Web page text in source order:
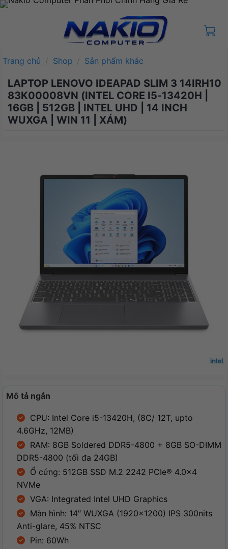
Bỏ
Trang chủ / Shop / Sản phẩm khác
LAPTOP LENOVO IDEAPAD SLIM 3 14IRH10
83K00008VN (INTEL CORE I5-13420H |
16GB | 512GB | INTEL UHD | 14 INCH
WUXGA | WIN 11 | XÁM)
Mô tả ngắn
CPU: Intel Core i5-13420H, (8C/ 12T, upto
4.6GHz, 12MB)
RAM: 8GB Soldered DDR5-4800 + 8GB SO-DIMM
DDR5-4800 (tối đa 24GB)
Ổ cứng: 512GB SSD M.2 2242 PCIe® 4.0×4
NVMe
VGA: Integrated Intel UHD Graphics
Màn hình: 14″ WUXGA (1920×1200) IPS 300nits
Anti-glare, 45% NTSC
Pin: 60Wh